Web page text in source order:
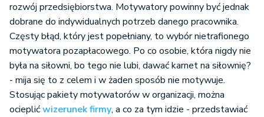
rozwój przedsiębiorstwa. Motywatory powinny być jednak
dobrane do indywidualnych potrzeb danego pracownika.
Częsty błąd, który jest popełniany, to wybór nietrafionego
motywatora pozapłacowego. Po co osobie, która nigdy nie
była na siłowni, bo tego nie lubi, dawać karnet na siłownię?
- mija się to z celem i w żaden sposób nie motywuje.
Stosując pakiety motywatorów w organizacji, można
ocieplićwizerunek firmy, a co za tym idzie - przedstawiać